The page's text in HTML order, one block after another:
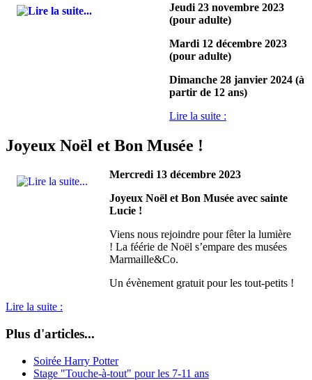
Jeudi 23 novembre 2023
(pour adulte)
Mardi 12 décembre 2023
(pour adulte)
Dimanche 28 janvier 2024 (à
partir de 12 ans)
Lire la suite :
Joyeux Noël et Bon Musée !
Mercredi 13 décembre 2023
Joyeux Noël et Bon Musée avec sainte
Lucie !
Viens nous rejoindre pour fêter la lumière
! La féérie de Noël s’empare des musées
Marmaille&Co.
Un évènement gratuit pour les tout-petits !
Lire la suite :
Plus d'articles...
Soirée Harry Potter
Stage "Touche-à-tout" pour les 7-11 ans